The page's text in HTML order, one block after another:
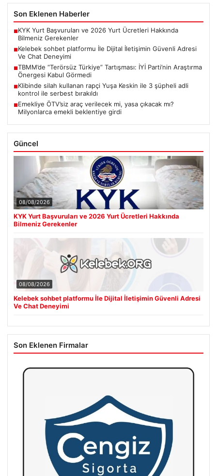
Son Eklenen Haberler
■KYK Yurt Başvuruları ve 2026 Yurt Ücretleri Hakkında
Bilmeniz Gerekenler
■Kelebek sohbet platformu İle Dijital İletişimin Güvenli Adresi
Ve Chat Deneyimi
■TBMM’de “Terörsüz Türkiye” Tartışması: İYİ Parti’nin Araştırma
Önergesi Kabul Görmedi
■Klibinde silah kullanan rapçi Yuşa Keskin ile 3 şüpheli adli
kontrol ile serbest bırakıldı
■Emekliye ÖTV’siz araç verilecek mi, yasa çıkacak mı?
Milyonlarca emekli beklentiye girdi
Güncel
08/08/2026
KYK Yurt Başvuruları ve 2026 Yurt Ücretleri Hakkında
Bilmeniz Gerekenler
08/08/2026
Kelebek sohbet platformu İle Dijital İletişimin Güvenli Adresi
Ve Chat Deneyimi
Son Eklenen Firmalar